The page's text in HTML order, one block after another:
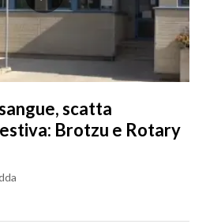
scatta
Brotzu e Rotary